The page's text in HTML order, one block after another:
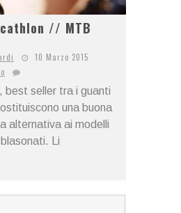
// MTB
10 Marzo 2015
best seller tra i guanti
una buona
alternativa ai modelli
Li